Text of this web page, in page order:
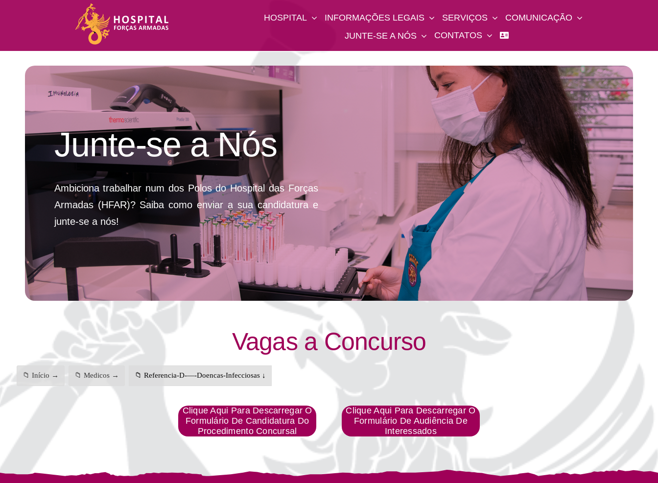
HOSPITAL INFORMAÇÕES LEGAIS SERVIÇOS
COMUNICAÇÃO
JUNTE-SE A NÓS
CONTATOS
Junte-se a Nós
Ambiciona trabalhar num dos Polos do Hospital das Forças
Armadas (HFAR)? Saiba como enviar a sua candidatura e
junte-se a nós!
Vagas a Concurso
📁 Início → 📁 Medicos → 📁 Referencia-D-—-Doencas-Infecciosas ↓
Clique Aqui Para Descarregar O
Formulário De Candidatura Do
Procedimento Concursal
Clique Aqui Para Descarregar O
Formulário De Audiência De
Interessados